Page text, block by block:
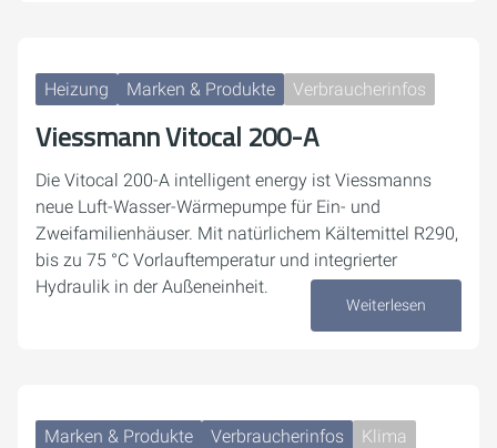
Heizung Marken & Produkte Verbraucherinfos
Viessmann Vitocal 200-A
Die Vitocal 200-A intelligent energy ist Viessmanns
neue Luft-Wasser-Wärmepumpe für Ein- und
Zweifamilienhäuser. Mit natürlichem Kältemittel R290,
bis zu 75 °C Vorlauftemperatur und integrierter
Hydraulik in der Außeneinheit.
Weiterlesen
Marken & Produkte Verbraucherinfos Klima